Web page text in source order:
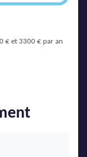
€ et 3300 € par an